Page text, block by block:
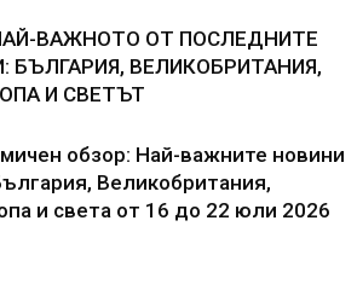
ВАЖНОТО ОТ ПОСЛЕДНИТЕ
БЪЛГАРИЯ, ВЕЛИКОБРИТАНИЯ,
И СВЕТЪТ
обзор: Най-важните новини
Великобритания,
и света от 16 до 22 юли 2026